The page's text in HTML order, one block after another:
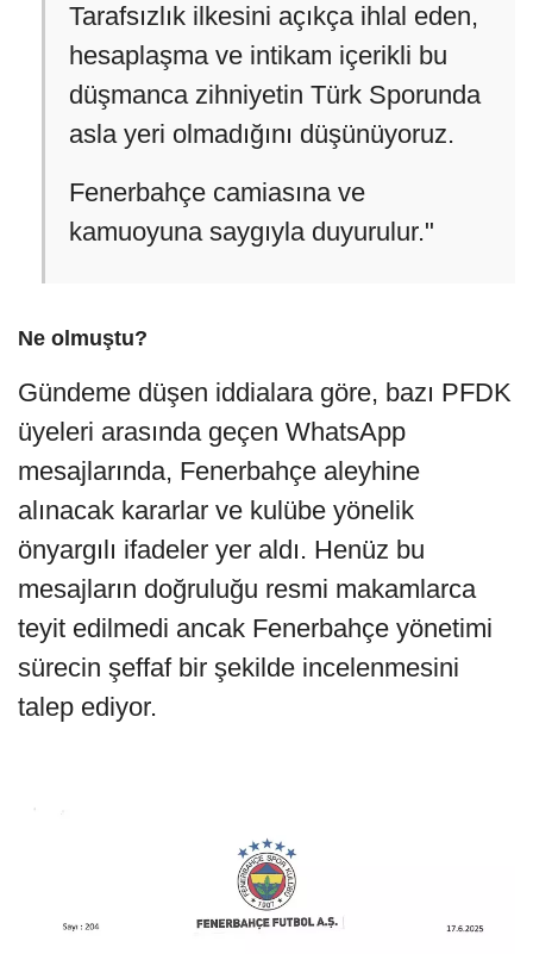
Tarafsızlık ilkesini açıkça ihlal eden,
hesaplaşma ve intikam içerikli bu
düşmanca zihniyetin Türk Sporunda
asla yeri olmadığını düşünüyoruz.
Fenerbahçe camiasına ve
kamuoyuna saygıyla duyurulur."
Ne olmuştu?
Gündeme düşen iddialara göre, bazı PFDK
üyeleri arasında geçen WhatsApp
mesajlarında, Fenerbahçe aleyhine
alınacak kararlar ve kulübe yönelik
önyargılı ifadeler yer aldı. Henüz bu
mesajların doğruluğu resmi makamlarca
teyit edilmedi ancak Fenerbahçe yönetimi
sürecin şeffaf bir şekilde incelenmesini
talep ediyor.